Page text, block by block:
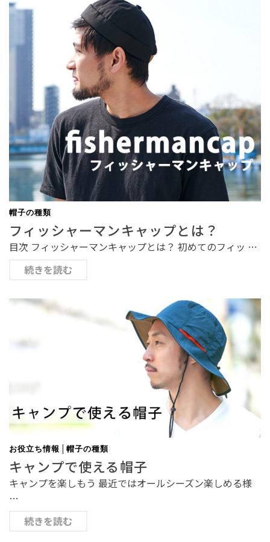
帽子の種類
フィッシャーマンキャップとは？
目次 フィッシャーマンキャップとは？ 初めてのフィッ …
続きを読む
お役立ち情報 | 帽子の種類
キャンプで使える帽子
キャンプを楽しもう 最近ではオールシーズン楽しめる様
…
続きを読む